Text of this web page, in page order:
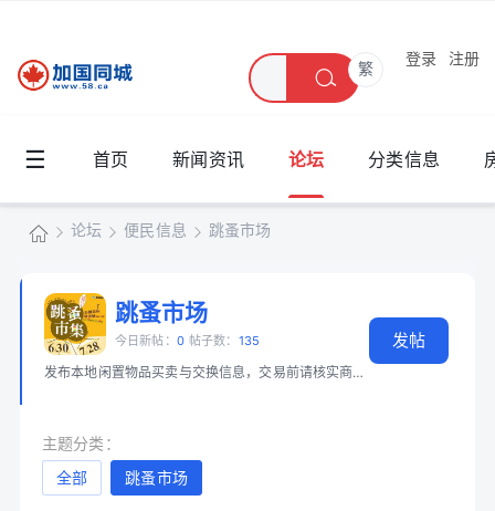
繁
登录 注册
☰ 首页 新闻资讯 论坛 分类信息
国
同
城
»
论坛
›
便民信息
›
跳蚤市场
跳蚤市场
今日新帖： 0 帖子数： 135
发布本地闲置物品买卖与交换信息，交易前请核实商品和身份。 📖 必读：
发帖
主题分类：
全部
跳蚤市场